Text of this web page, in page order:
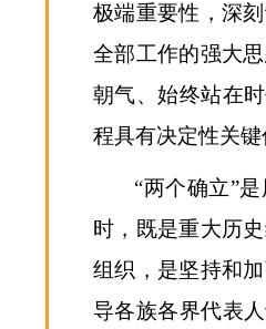
极端重要性，深
全部工作的强大
朝气、始终站在
程具有决定性关
“两个确立”
时，既是重大历
组织，是坚持和
导各族各界代表